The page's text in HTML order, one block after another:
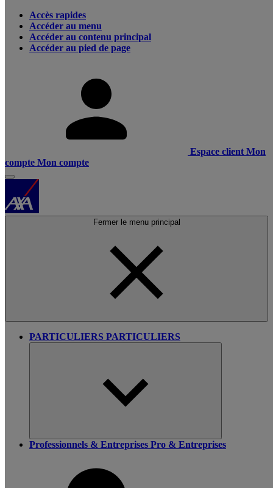
Accès rapides
Accéder au menu
Accéder au contenu principal
Accéder au pied de page
Espace client Mon
compte Mon compte
Fermer le menu principal
PARTICULIERS PARTICULIERS
Professionnels & Entreprises Pro & Entreprises